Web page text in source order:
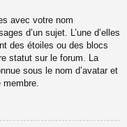
avec votre nom
d’un sujet. L’une d’elles
des étoiles ou des blocs
statut sur le forum. La
sous le nom d’avatar et